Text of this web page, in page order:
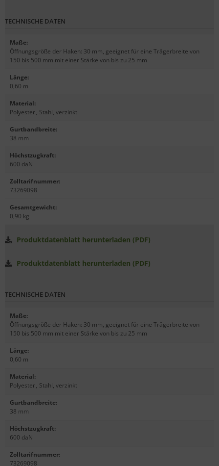
TECHNISCHE DATEN
Maße:
Öffnungsgröße der Haken: 30 mm, geeignet für eine Trägerbreite von
150 bis 500 mm mit einer Stärke von bis zu 25 mm
Länge:
0,60 m
Material:
Polyester, Stahl, verzinkt
Gurtbandbreite:
38 mm
Höchstzugkraft:
600 daN
Zolltarifnummer:
73269098
Gesamtgewicht:
0,90 kg
Produktdatenblatt herunterladen (PDF)
Produktdatenblatt herunterladen (PDF)
TECHNISCHE DATEN
Maße:
Öffnungsgröße der Haken: 30 mm, geeignet für eine Trägerbreite von
150 bis 500 mm mit einer Stärke von bis zu 25 mm
Länge:
0,60 m
Material:
Polyester, Stahl, verzinkt
Gurtbandbreite:
38 mm
Höchstzugkraft:
600 daN
Zolltarifnummer:
73269098